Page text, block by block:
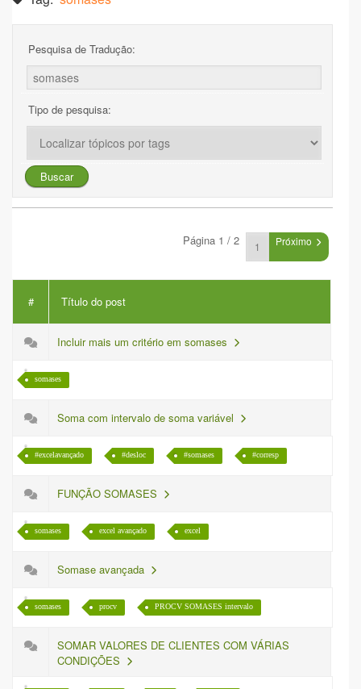
Pesquisa de Tradução:
Tipo de pesquisa:
Página 1 / 2 Próximo
# Título do post
Incluir mais um critério em somases
somases
Soma com intervalo de soma variável
#excelavançado #desloc #somases #corresp
FUNÇÃO SOMASES
somases excel avançado excel
Somase avançada
somases procv PROCV SOMASES intervalo
SOMAR VALORES DE CLIENTES COM VÁRIAS
CONDIÇÕES